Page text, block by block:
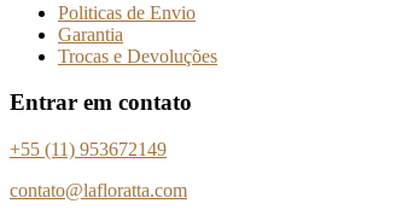
Politicas de Envio
Garantia
Trocas e Devoluções
Entrar em contato
+55 (11) 953672149
contato@lafloratta.com